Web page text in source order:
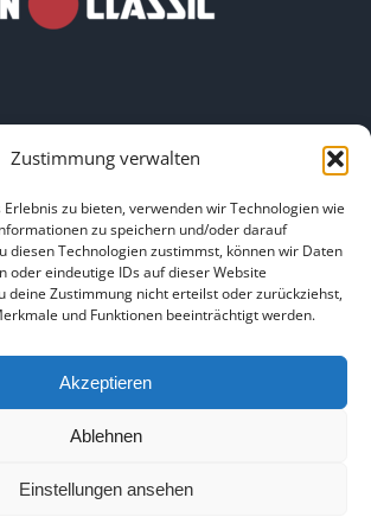
Zustimmung verwalten
zu bieten, verwenden wir Technologien wie
zu speichern und/oder darauf
diesen Technologien zustimmst, können wir Daten
oder eindeutige IDs auf dieser Website
deine Zustimmung nicht erteilst oder zurückziehst,
und Funktionen beeinträchtigt werden.
Akzeptieren
Ablehnen
Einstellungen ansehen
|IMPRESSUM |DATENSCHUTZ
Copyright 2025